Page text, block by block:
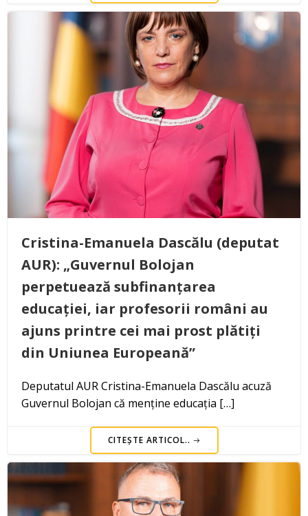
Cristina-Emanuela Dascălu (deputat
AUR): „Guvernul Bolojan
perpetuează subfinanțarea
educației, iar profesorii români au
ajuns printre cei mai prost plătiți
din Uniunea Europeană”
Deputatul AUR Cristina-Emanuela Dascălu acuză
Guvernul Bolojan că menține educația […]
CITEȘTE ARTICOL..